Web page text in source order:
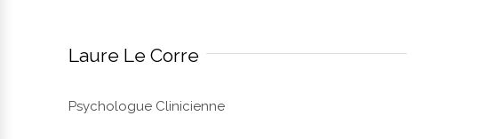
Laure Le Corre
Psychologue Clinicienne